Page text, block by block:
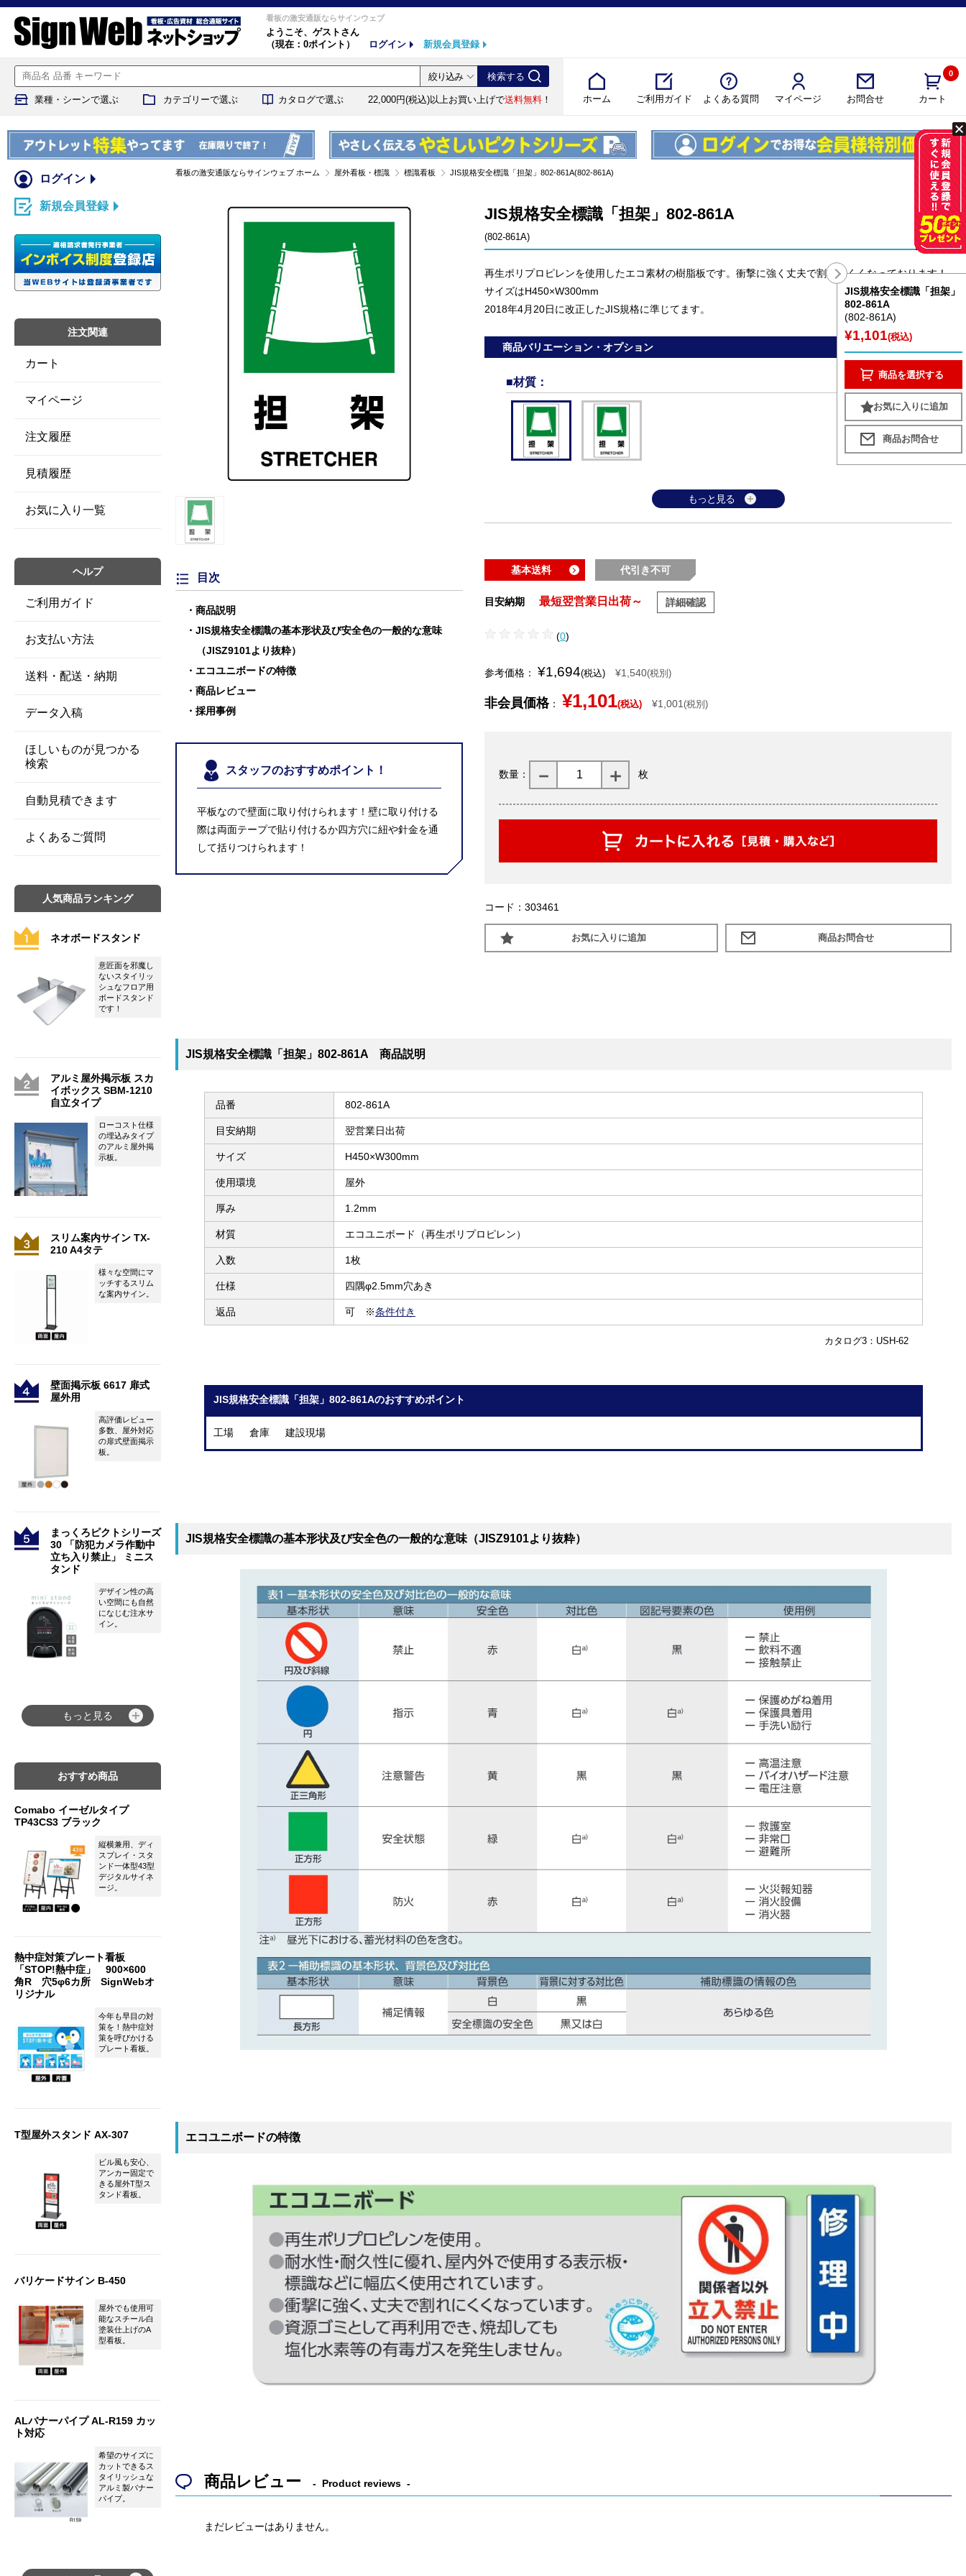
看板の激安通販ならサインウェブ
ようこそ、 ゲストさん
（現在：0ポイント）
ログイン 新規会員登録
ホーム ご利用ガイド よくある質問 マイページ お問合せ カート
0
業種・シーンで選ぶ カテゴリーで選ぶ カタログで選ぶ 22,000円(税込)以上お買い上げで送料無料 ！
看板の激安通販ならサインウェブ ホーム 屋外看板・標識 標識看板 JIS規格安全標識「担架」802-861A(802-861A)
目次
商品説明
JIS規格安全標識の基本形状及び安全色の一般的な意味
（JISZ9101より抜粋）
エコユニボードの特徴
商品レビュー
採用事例
スタッフのおすすめポイント！
平板なので壁面に取り付けられます！壁に取り付ける
際は両面テープで貼り付けるか四方穴に紐や針金を通
して括りつけられます！
JIS規格安全標識「担架」802-861A
(802-861A)
再生ポリプロピレンを使用したエコ素材の樹脂板です。衝撃に強く丈夫で割れにくくなっております！
サイズはH450×W300mm
2018年4月20日に改正したJIS規格に準じてます。
商品バリエーション・オプション
■材質 ：
もっと見る
基本送料 代引き不可
目安納期 最短翌営業日出荷～ 詳細確認
(0)
参考価格： ¥1,694(税込) ¥1,540(税別)
非会員価格： ¥1,101(税込) ¥1,001(税別)
数量： 枚
コード：303461
お気に入りに追加
JIS規格安全標識「担架」802-861A 商品説明
品番 802-861A
目安納期 翌営業日出荷
サイズ H450×W300mm
使用環境 屋外
厚み 1.2mm
材質 エコユニボード（再生ポリプロピレン）
入数 1枚
仕様 四隅φ2.5mm穴あき
返品 可 ※条件付き
カタログ3：USH-62
JIS規格安全標識「担架」802-861Aのおすすめポイント
工場 倉庫 建設現場
JIS規格安全標識の基本形状及び安全色の一般的な意味（JISZ9101より抜粋）
エコユニボードの特徴
JIS規格安全標識「担架」
802-861A
(802-861A)
¥1,101(税込)
商品を選択する
お気に入りに追加
商品レビュー Product reviews
まだレビューはありません。
ログイン
新規会員登録
注文関連
カート
マイページ
注文履歴
見積履歴
お気に入り一覧
ヘルプ
ご利用ガイド
お支払い方法
送料・配送・納期
データ入稿
ほしいものが見つかる
検索
自動見積できます
よくあるご質問
人気商品ランキング
ネオボードスタンド
意匠面を邪魔し
ないスタイリッ
シュなフロア用
ボードスタンド
です！
アルミ屋外掲示板 スカ
イボックス SBM-1210
自立タイプ
ローコスト仕様
の埋込みタイプ
のアルミ屋外掲
示板。
スリム案内サイン TX-
210 A4タテ
様々な空間にマ
ッチするスリム
な案内サイン。
壁面掲示板 6617 扉式
屋外用
高評価レビュー
多数、屋外対応
の扉式壁面掲示
板。
まっくろピクトシリーズ
30 「防犯カメラ作動中
立ち入り禁止」 ミニス
タンド
デザイン性の高
い空間にも自然
になじむ注水サ
イン。
もっと見る
おすすめ商品
Comabo イーゼルタイプ
TP43CS3 ブラック
縦横兼用、ディ
スプレイ・スタ
ンド一体型43型
デジタルサイネ
ージ。
熱中症対策プレート看板
「STOP!熱中症」 900×600
角R 穴5φ6カ所 SignWebオ
リジナル
今年も早目の対
策を！熱中症対
策を呼びかける
プレート看板。
T型屋外スタンド AX-307
ビル風も安心、
アンカー固定で
きる屋外T型ス
タンド看板。
バリケードサイン B-450
屋外でも使用可
能なスチール白
塗装仕上げのA
型看板。
ALバナーパイプ AL-R159 カッ
ト対応
希望のサイズに
カットできるス
タイリッシュな
アルミ製バナー
パイプ。